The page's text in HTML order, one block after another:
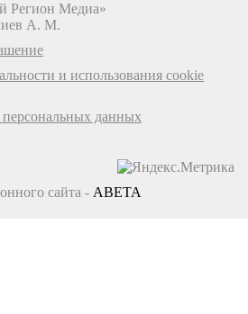
Регион Медиа»
А. М.
и использования cookie
персональных данных
сайта - ABETA